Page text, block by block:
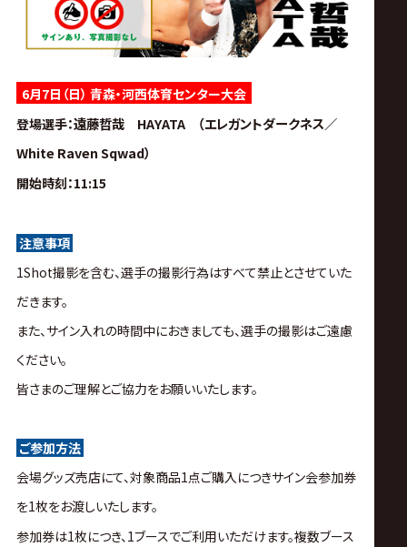
6月7日（日） 青森・河西体育センター大会
登場選手：遠藤哲哉 HAYATA （エレガントダークネス／
White Raven Sqwad）
開始時刻：11:15
注意事項
1Shot撮影を含む、選手の撮影行為はすべて禁止とさせていた
だきます。
また、サイン入れの時間中におきましても、選手の撮影はご遠慮
ください。
皆さまのご理解とご協力をお願いいたします。
ご参加方法
会場グッズ売店にて、対象商品1点ご購入につきサイン会参加券
を1枚をお渡しいたします。
参加券は1枚につき、1ブースでご利用いただけます。複数ブース